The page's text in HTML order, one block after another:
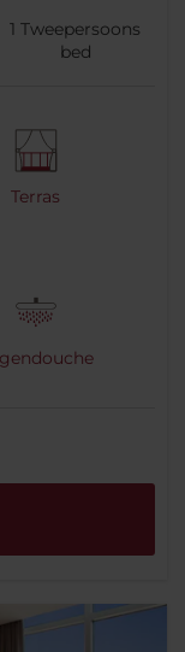
1 Tweepersoons
bed
Terras